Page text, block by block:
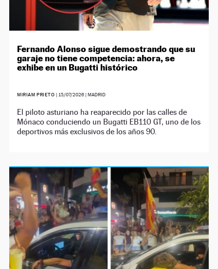
Fernando Alonso sigue demostrando que su
garaje no tiene competencia: ahora, se
exhibe en un Bugatti histórico
MIRIAM PRIETO | 15/07/2026| MADRID
El piloto asturiano ha reaparecido por las calles de
Mónaco conduciendo un Bugatti EB110 GT, uno de los
deportivos más exclusivos de los años 90.